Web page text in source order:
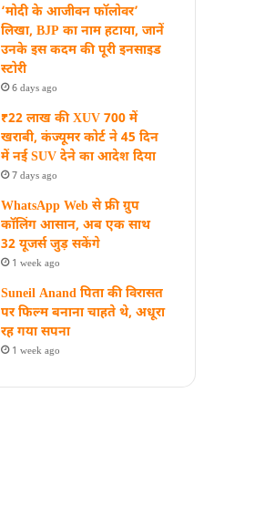
‘मोदी के आजीवन फॉलोवर’
लिखा, BJP का नाम हटाया, जानें
उनके इस कदम की पूरी इनसाइड
स्‍टोरी
6 days ago
₹22 लाख की XUV 700 में
खराबी, कंज्यूमर कोर्ट ने 45 दिन
में नई SUV देने का आदेश दिया
7 days ago
WhatsApp Web से फ्री ग्रुप
कॉलिंग आसान, अब एक साथ
32 यूजर्स जुड़ सकेंगे
1 week ago
Suneil Anand पिता की विरासत
पर फिल्म बनाना चाहते थे, अधूरा
रह गया सपना
1 week ago